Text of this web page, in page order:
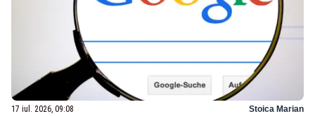
17 iul. 2026, 09:08 Stoica Marian